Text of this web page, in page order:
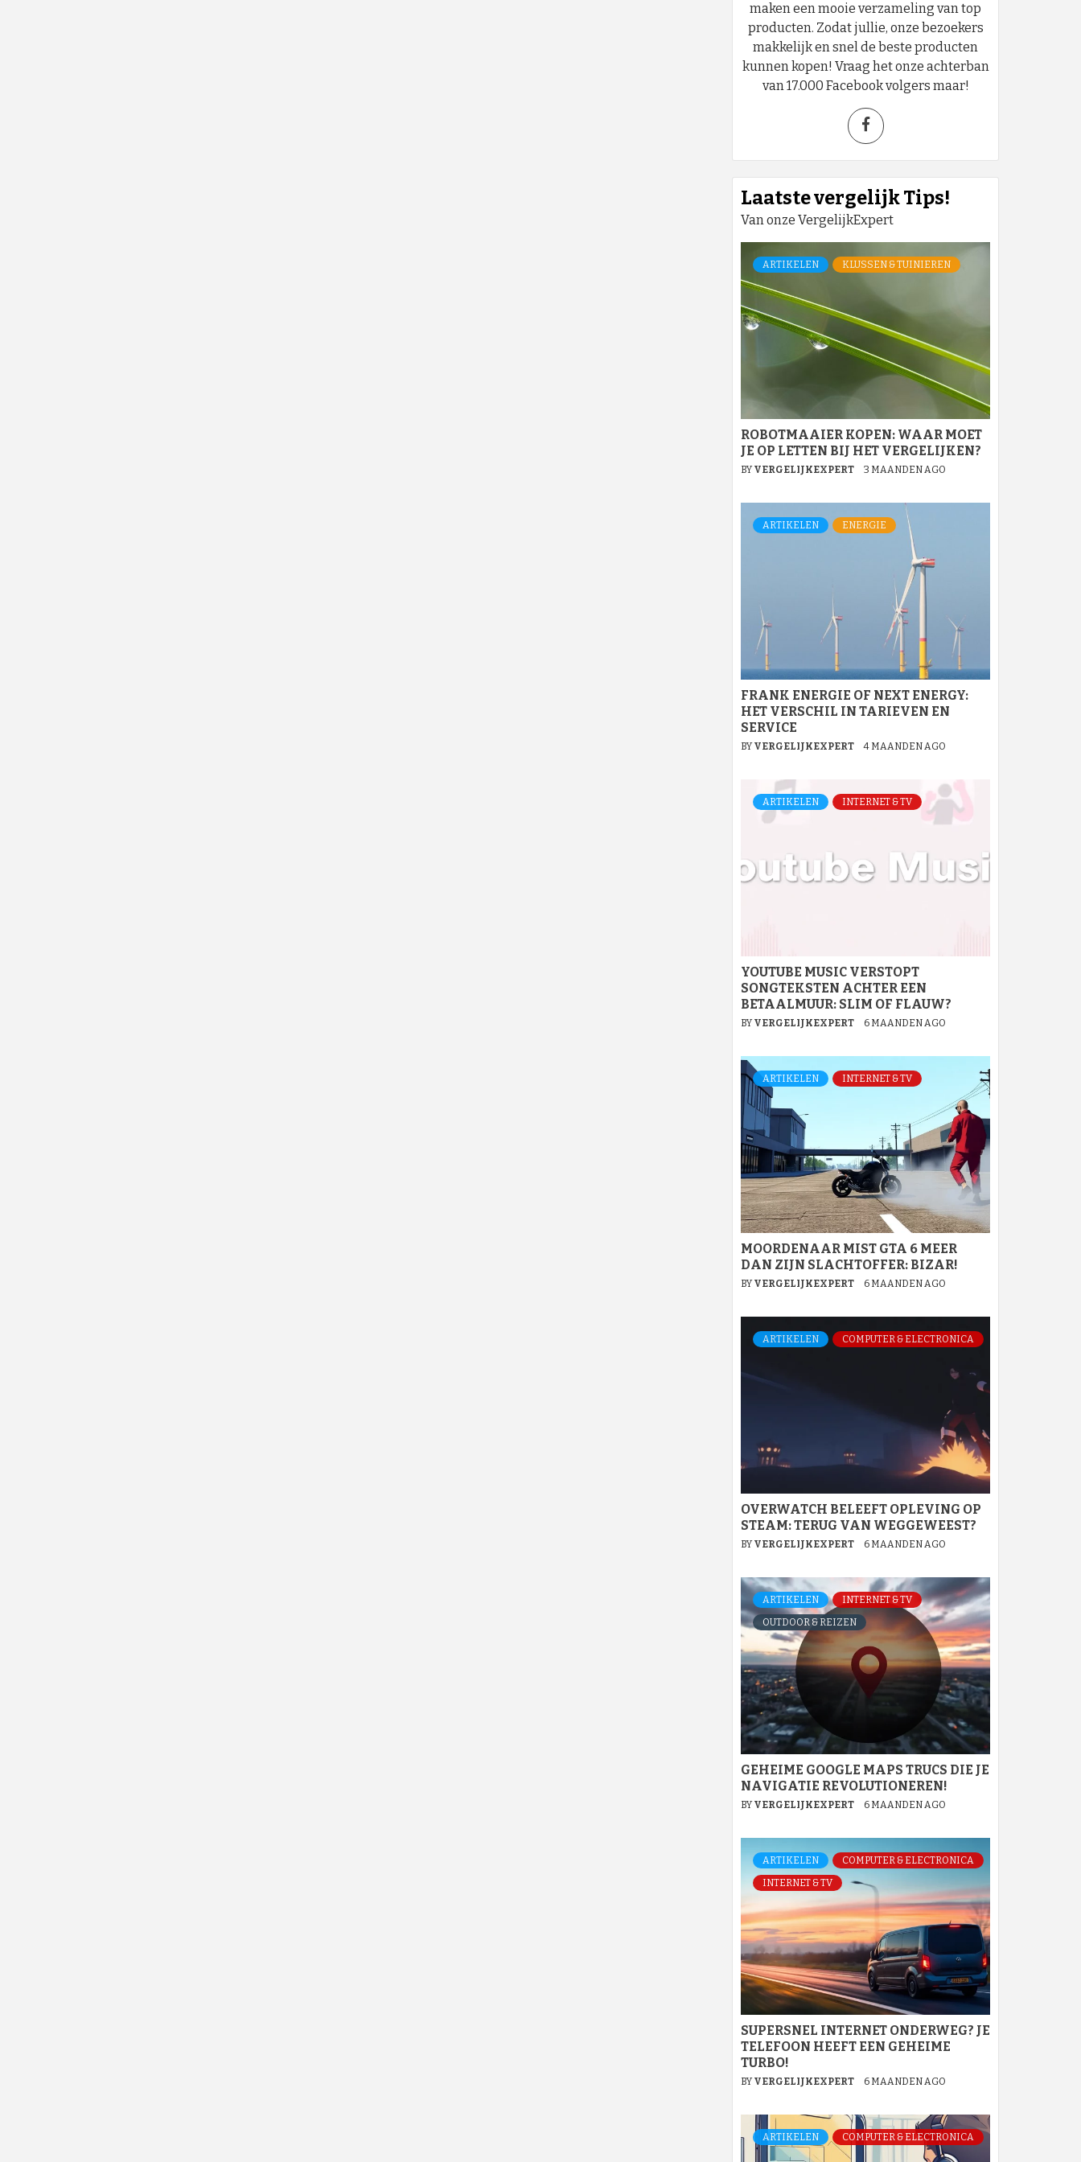
maken een mooie verzameling van top
producten. Zodat jullie, onze bezoekers
makkelijk en snel de beste producten
kunnen kopen! Vraag het onze achterban
van 17.000 Facebook volgers maar!
Laatste vergelijk Tips!
Van onze VergelijkExpert
ARTIKELEN KLUSSEN & TUINIEREN
ROBOTMAAIER KOPEN: WAAR MOET
JE OP LETTEN BIJ HET VERGELIJKEN?
BY VERGELIJKEXPERT 3 MAANDEN AGO
ARTIKELEN ENERGIE
FRANK ENERGIE OF NEXT ENERGY:
HET VERSCHIL IN TARIEVEN EN
SERVICE
BY VERGELIJKEXPERT 4 MAANDEN AGO
ARTIKELEN INTERNET & TV
YOUTUBE MUSIC VERSTOPT
SONGTEKSTEN ACHTER EEN
BETAALMUUR: SLIM OF FLAUW?
BY VERGELIJKEXPERT 6 MAANDEN AGO
ARTIKELEN INTERNET & TV
MOORDENAAR MIST GTA 6 MEER
DAN ZIJN SLACHTOFFER: BIZAR!
BY VERGELIJKEXPERT 6 MAANDEN AGO
ARTIKELEN COMPUTER & ELECTRONICA
OVERWATCH BELEEFT OPLEVING OP
STEAM: TERUG VAN WEGGEWEEST?
BY VERGELIJKEXPERT 6 MAANDEN AGO
ARTIKELEN
INTERNET & TV
OUTDOOR & REIZEN
GEHEIME GOOGLE MAPS TRUCS DIE JE
NAVIGATIE REVOLUTIONEREN!
BY VERGELIJKEXPERT 6 MAANDEN AGO
ARTIKELEN
COMPUTER & ELECTRONICA
INTERNET & TV
SUPERSNEL INTERNET ONDERWEG? JE
TELEFOON HEEFT EEN GEHEIME
TURBO!
BY VERGELIJKEXPERT 6 MAANDEN AGO
ARTIKELEN COMPUTER & ELECTRONICA